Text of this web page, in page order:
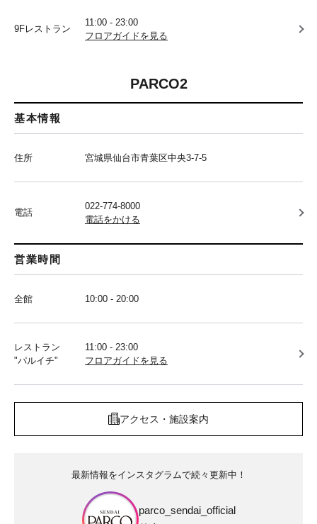
9Fレストラン
11:00 - 23:00
フロアガイドを見る
PARCO2
基本情報
住所 宮城県仙台市青葉区中央3-7-5
電話
022-774-8000
電話をかける
営業時間
全館 10:00 - 20:00
レストラン
"パルイチ"
11:00 - 23:00
フロアガイドを見る
アクセス・施設案内
最新情報をインスタグラムで続々更新中！
parco_sendai_official